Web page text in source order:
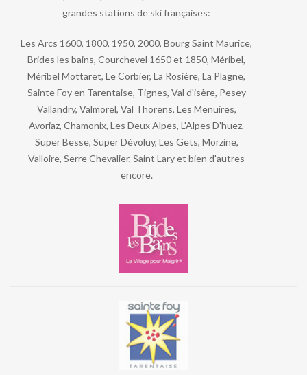
grandes stations de ski françaises:
Les Arcs 1600, 1800, 1950, 2000, Bourg Saint Maurice,
Brides les bains, Courchevel 1650 et 1850, Méribel,
Méribel Mottaret, Le Corbier, La Rosière, La Plagne,
Sainte Foy en Tarentaise, Tignes, Val d'isère, Pesey
Vallandry, Valmorel, Val Thorens, Les Menuires,
Avoriaz, Chamonix, Les Deux Alpes, L'Alpes D'huez,
Super Besse, Super Dévoluy, Les Gets, Morzine,
Valloire, Serre Chevalier, Saint Lary et bien d'autres
encore.